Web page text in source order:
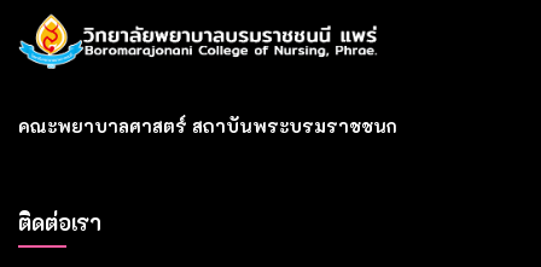
คณะพยาบาลศาสตร์ สถาบันพระบรมราชชนก
ติดต่อเรา